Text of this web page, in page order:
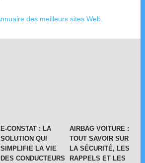
E-CONSTAT : LA
SOLUTION QUI
SIMPLIFIE LA VIE
DES CONDUCTEURS
AIRBAG VOITURE :
TOUT SAVOIR SUR
LA SÉCURITÉ, LES
RAPPELS ET LES